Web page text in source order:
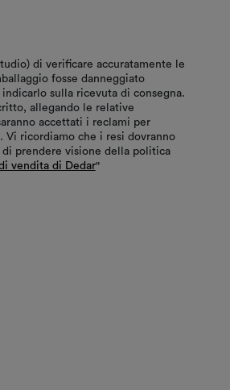
di verificare accuratamente le
fosse danneggiato
sulla ricevuta di consegna.
allegando le relative
accettati i reclami per
ricordiamo che i resi dovranno
di prendere visione della politica
vendita di Dedar"